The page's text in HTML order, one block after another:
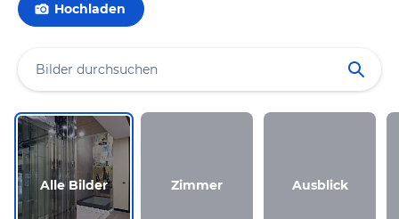
Hochladen
Alle Bilder Zimmer Ausblick